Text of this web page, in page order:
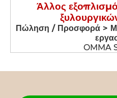
Άλλος
Πώληση / Προσφορά >
OMMA